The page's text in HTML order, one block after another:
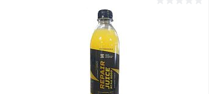
В корзину